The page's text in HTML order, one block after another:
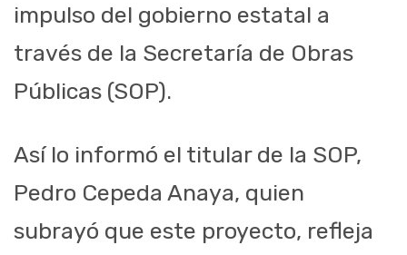
impulso del gobierno estatal a
través de la Secretaría de Obras
Públicas (SOP).
Así lo informó el titular de la SOP,
Pedro Cepeda Anaya, quien
subrayó que este proyecto, refleja